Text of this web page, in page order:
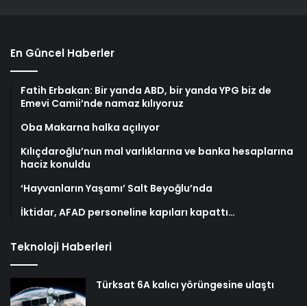
En Güncel Haberler
Fatih Erbakan: Bir yanda ABD, bir yanda YPG biz de
Emevi Camii’nde namaz kılıyoruz
Oba Makarna halka açılıyor
Kılıçdaroğlu’nun mal varlıklarına ve banka hesaplarına
haciz konuldu
‘Hayvanların Yaşamı’ Salt Beyoğlu’nda
İktidar, AFAD personeline kapıları kapattı…
Teknoloji Haberleri
Türksat 6A kalıcı yörüngesine ulaştı